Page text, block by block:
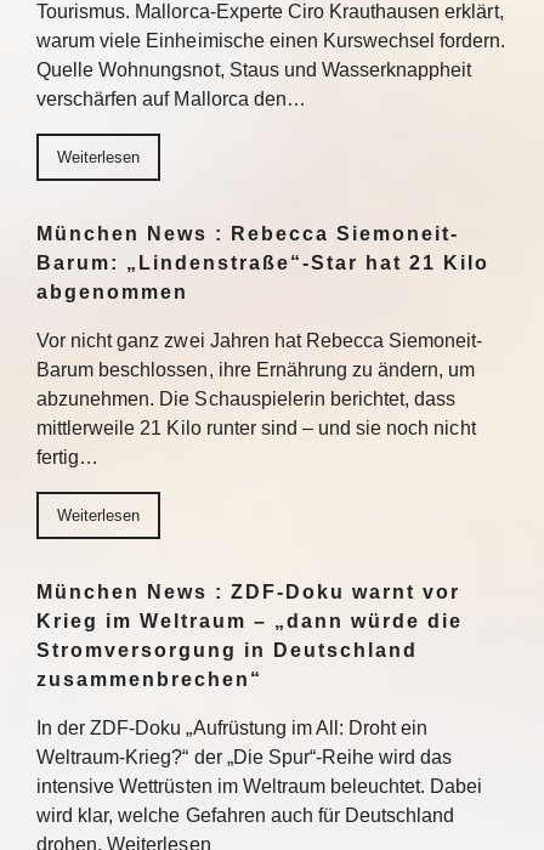
Tourismus. Mallorca-Experte Ciro Krauthausen erklärt,
warum viele Einheimische einen Kurswechsel fordern.
Quelle Wohnungsnot, Staus und Wasserknappheit
verschärfen auf Mallorca den…
Weiterlesen
München News : Rebecca Siemoneit-
Barum: „Lindenstraße“-Star hat 21 Kilo
abgenommen
Vor nicht ganz zwei Jahren hat Rebecca Siemoneit-
Barum beschlossen, ihre Ernährung zu ändern, um
abzunehmen. Die Schauspielerin berichtet, dass
mittlerweile 21 Kilo runter sind – und sie noch nicht
fertig…
Weiterlesen
München News : ZDF-Doku warnt vor
Krieg im Weltraum – „dann würde die
Stromversorgung in Deutschland
zusammenbrechen“
In der ZDF-Doku „Aufrüstung im All: Droht ein
Weltraum-Krieg?“ der „Die Spur“-Reihe wird das
intensive Wettrüsten im Weltraum beleuchtet. Dabei
wird klar, welche Gefahren auch für Deutschland
drohen. Weiterlesen